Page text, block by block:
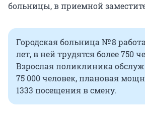
больницы, в приемной
Городская больница № 8
лет, в ней трудятся более 750
Взрослая поликлиника
75 000 человек, плановая
1333 посещенияв смену.